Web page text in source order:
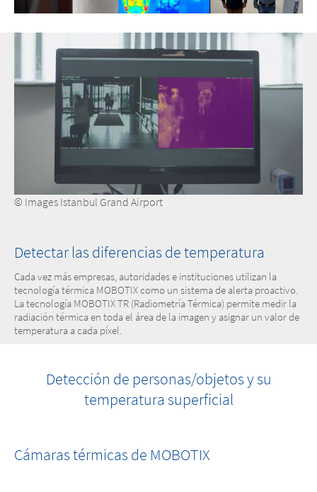
© Images Istanbul Grand Airport
Detectar las diferencias de temperatura
Cada vez más empresas, autoridades e instituciones utilizan la
tecnología térmica MOBOTIX como un sistema de alerta proactivo.
La tecnología MOBOTIX TR (Radiometría Térmica) permite medir la
radiación térmica en toda el área de la imagen y asignar un valor de
temperatura a cada píxel.
Detección de personas/objetos y su
temperatura superficial
Cámaras térmicas de MOBOTIX